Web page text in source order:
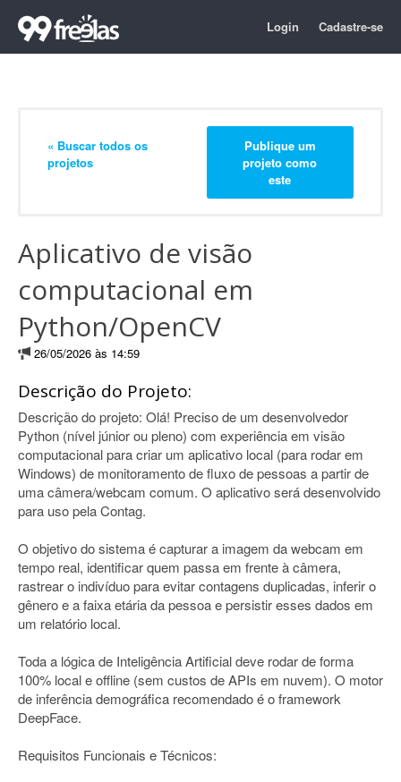
Login Cadastre-se
« Buscar todos os
projetos
Publique um
projeto como
este
Aplicativo de visão
computacional em
Python/OpenCV
26/05/2026 às 14:59
Descrição do Projeto:
Descrição do projeto: Olá! Preciso de um desenvolvedor
Python (nível júnior ou pleno) com experiência em visão
computacional para criar um aplicativo local (para rodar em
Windows) de monitoramento de fluxo de pessoas a partir de
uma câmera/webcam comum. O aplicativo será desenvolvido
para uso pela Contag.
O objetivo do sistema é capturar a imagem da webcam em
tempo real, identificar quem passa em frente à câmera,
rastrear o indivíduo para evitar contagens duplicadas, inferir o
gênero e a faixa etária da pessoa e persistir esses dados em
um relatório local.
Toda a lógica de Inteligência Artificial deve rodar de forma
100% local e offline (sem custos de APIs em nuvem). O motor
de inferência demográfica recomendado é o framework
DeepFace.
Requisitos Funcionais e Técnicos: